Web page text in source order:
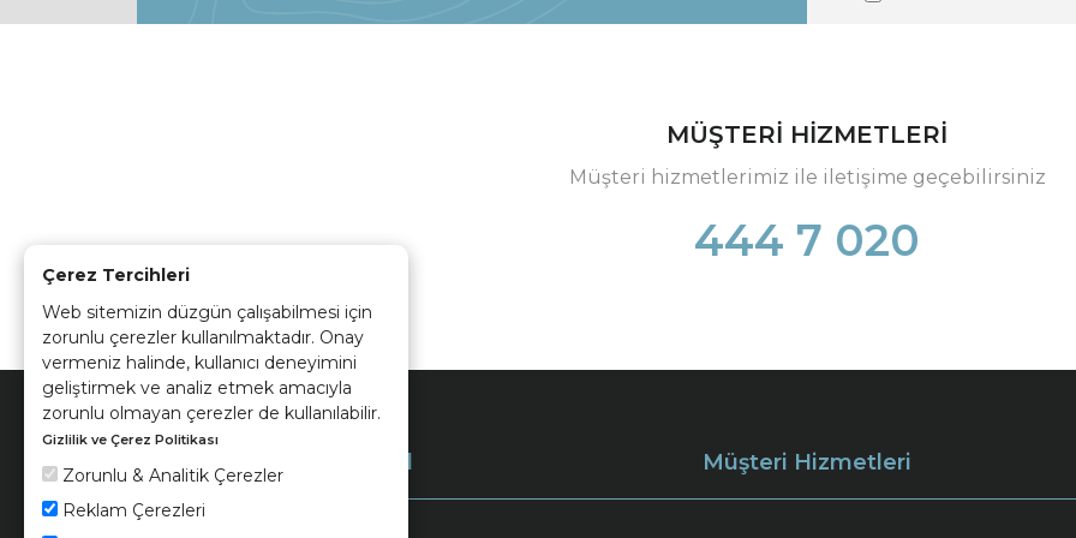
Çerez Tercihleri
Web sitemizin düzgün çalışabilmesi için
zorunlu çerezler kullanılmaktadır. Onay
vermeniz halinde, kullanıcı deneyimini
geliştirmek ve analiz etmek amacıyla
zorunlu olmayan çerezler de kullanılabilir.
Gizlilik ve Çerez Politikası
Zorunlu & Analitik Çerezler
Reklam Çerezleri
MÜŞTERİ HİZMETLERİ
Müşteri hizmetlerimiz ile iletişime geçebilirsiniz
444 7 020
Kurumsal Müşteri Hizmetleri